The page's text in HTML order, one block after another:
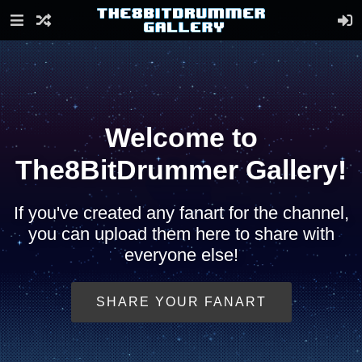
Welcome to
The8BitDrummer Gallery!
If you've created any fanart for the channel,
you can upload them here to share with
everyone else!
SHARE YOUR FANART